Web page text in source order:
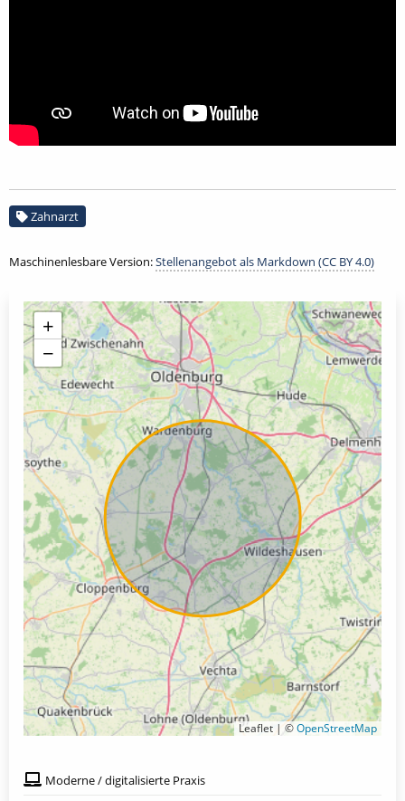
Zahnarzt
Maschinenlesbare Version:Stellenangebot als Markdown (CC BY 4.0)
+
−
Leaflet | ©OpenStreetMap
Moderne / digitalisierte Praxis